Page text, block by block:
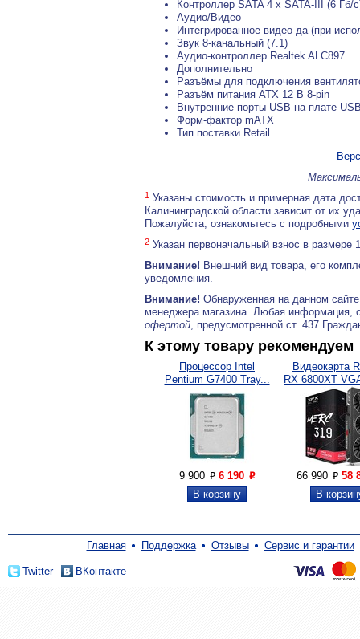
Контроллер SATA 4 x SATA-III (6 Гб/
Аудио/Видео
Интегрированное видео да (при
Звук 8-канальный (7.1)
Аудио-контроллер Realtek ALC897
Дополнительно
Разъёмы для подключения
Разъём питания ATX 12 В 8-pin
Внутренние порты USB на плате
Форм-фактор mATX
Тип поставки Retail
1 Указаны стоимость и примерная дата
Калининградской области зависит от их
Пожалуйста, ознакомьтесь с подробными
2 Указан первоначальный взнос в
Внимание! Внешний вид товара, его
уведомления.
Внимание! Обнаруженная на данном
менеджера магазина. Любая информация,
офертой, предусмотренной ст. 437
К этому товару рекомендуем
Процессор Intel
Pentium G7400 Tray...
9 900P 6 190 P
Видеокарта
RX 6800XT
66 990P 58
Главная Поддержка Отзывы Сервис и гарантии
Twitter ВКонтакте